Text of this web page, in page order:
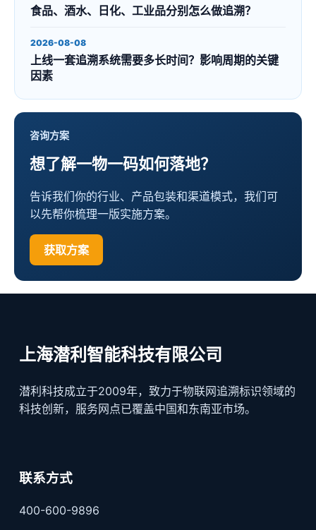
食品、酒水、日化、工业品分别怎么做追溯？
2026-08-08
上线一套追溯系统需要多长时间？影响周期的关键
因素
咨询方案
想了解一物一码如何落地？
告诉我们你的行业、产品包装和渠道模式，我们可
以先帮你梳理一版实施方案。
获取方案
上海潜利智能科技有限公司
潜利科技成立于2009年，致力于物联网追溯标识领域的
科技创新，服务网点已覆盖中国和东南亚市场。
联系方式
400-600-9896